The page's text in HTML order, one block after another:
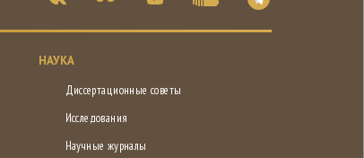
НАУКА
Диссертационные советы
Исследования
Научные журналы